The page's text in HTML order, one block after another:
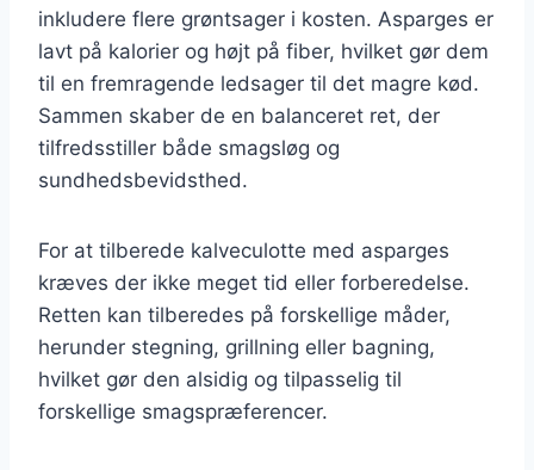
inkludere flere grøntsager i kosten. Asparges er
lavt på kalorier og højt på fiber, hvilket gør dem
til en fremragende ledsager til det magre kød.
Sammen skaber de en balanceret ret, der
tilfredsstiller både smagsløg og
sundhedsbevidsthed.
For at tilberede kalveculotte med asparges
kræves der ikke meget tid eller forberedelse.
Retten kan tilberedes på forskellige måder,
herunder stegning, grillning eller bagning,
hvilket gør den alsidig og tilpasselig til
forskellige smagspræferencer.